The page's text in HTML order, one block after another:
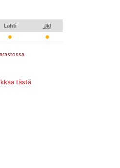
Lahti Jkl
tästä